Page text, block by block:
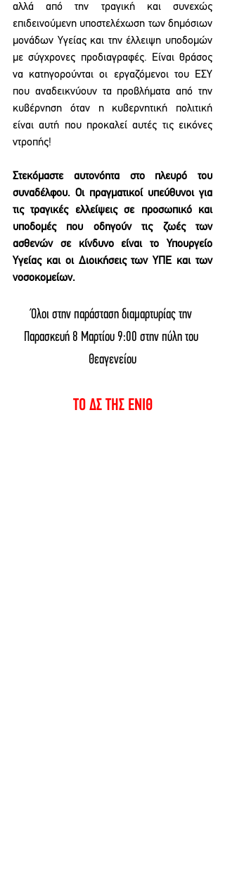
αλλά από την τραγική και συνεχώς
επιδεινούμενη υποστελέχωση των δημόσιων
μονάδων Υγείας και την έλλειψη υποδομών
με σύγχρονες προδιαγραφές. Είναι θράσος
να κατηγορούνται οι εργαζόμενοι του ΕΣΥ
που αναδεικνύουν τα προβλήματα από την
κυβέρνηση όταν η κυβερνητική πολιτική
είναι αυτή που προκαλεί αυτές τις εικόνες
ντροπής!
Στεκόμαστε αυτονόητα στο πλευρό του
συναδέλφου. Οι πραγματικοί υπεύθυνοι για
τις τραγικές ελλείψεις σε προσωπικό και
υποδομές που οδηγούν τις ζωές των
ασθενών σε κίνδυνο είναι το Υπουργείο
Υγείας και οι Διοικήσεις των ΥΠΕ και των
νοσοκομείων.
Όλοι στην παράσταση διαμαρτυρίας την
Παρασκευή 8 Μαρτίου 9:00 στην πύλη του
Θεαγενείου
ΤΟ ΔΣ ΤΗΣ ΕΝΙΘ